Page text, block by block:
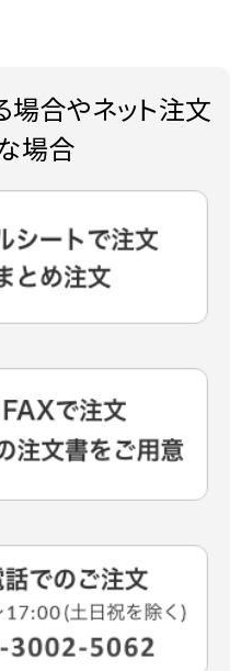
合やネット注文
場合